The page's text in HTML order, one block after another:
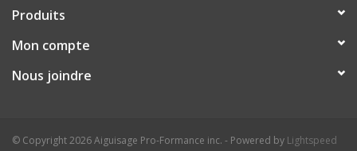
Produits
Mon compte
Nous joindre
© Copyright 2026 Aiguisage Pro-Formance inc. - Powered by Lightspeed